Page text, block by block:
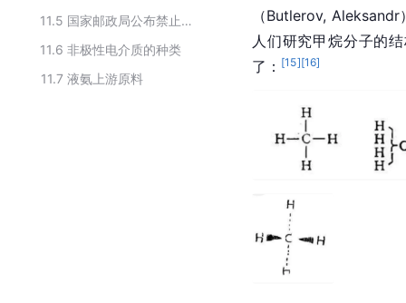
11.5
国家邮政局公布禁止寄递物品—易燃气体
11.6 非极性电介质的种类
11.7 液氨上游原料
（Butlerov,
人们研究甲烷分子的
了： [15][16]